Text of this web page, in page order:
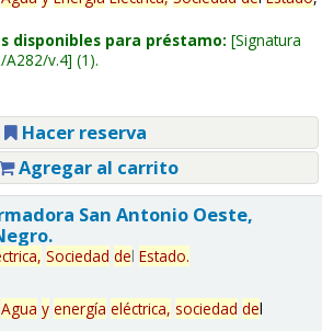
disponibles para préstamo: Signatura
A282/v.4 (1).
Hacer reserva
Agregar al carrito
San Antonio Oeste,
Sociedad del Estado.
Agua y energía eléctrica, sociedad del